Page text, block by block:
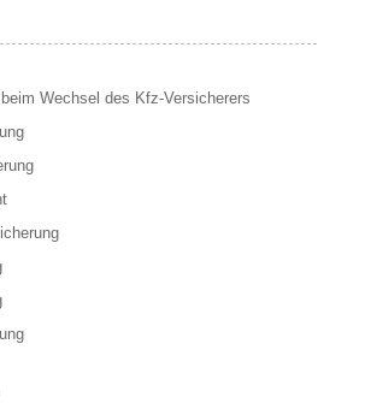
Wechsel des Kfz-Versicherers